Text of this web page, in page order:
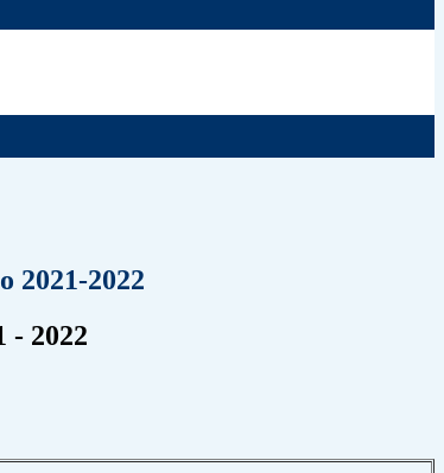
2021-2022
- 2022